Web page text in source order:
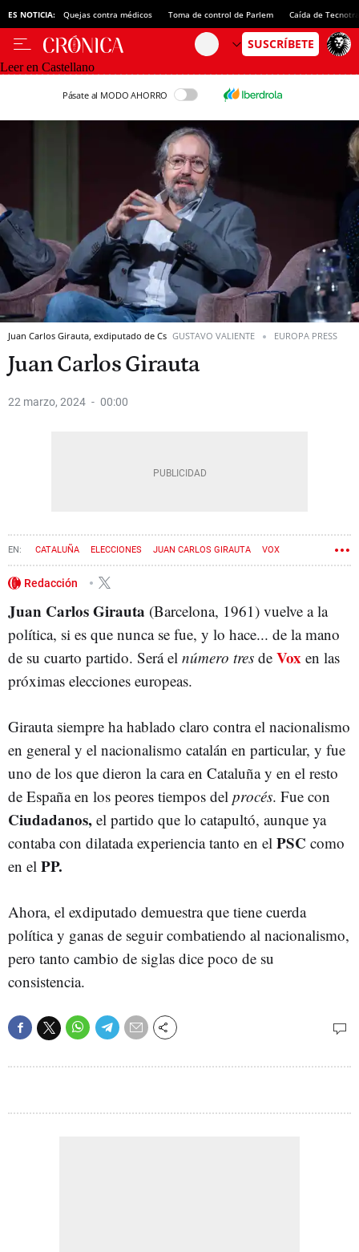
ES NOTICIA: Quejas contra médicos Toma de control de Parlem Caída de
Leer en Castellano
Pásate al MODO AHORRO
Juan Carlos Girauta, exdiputado de Cs GUSTAVO VALIENTE EUROPA PRESS
Juan Carlos Girauta
22 marzo, 2024 00:00
CATALUÑA ELECCIONES JUAN CARLOS GIRAUTA VOX
Redacción
Juan Carlos Girauta (Barcelona, 1961) vuelve a la
política, si es que nunca se fue, y lo hace... de la mano
de su cuarto partido. Será el número tres de Vox en las
próximas elecciones europeas.
Girauta siempre ha hablado claro contra el nacionalismo
en general y el nacionalismo catalán en particular, y fue
uno de los que dieron la cara en Cataluña y en el resto
de España en los peores tiempos del procés. Fue con
Ciudadanos, el partido que lo catapultó, aunque ya
contaba con dilatada experiencia tanto en el PSC como
en el PP.
Ahora, el exdiputado demuestra que tiene cuerda
política y ganas de seguir combatiendo al nacionalismo,
pero tanto cambio de siglas dice poco de su
consistencia.